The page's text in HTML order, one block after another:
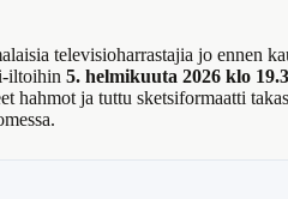
televisioharrastajia jo ennen
iltoihin 5. helmikuuta 2026 klo
hahmot ja tuttu sketsiformaatti